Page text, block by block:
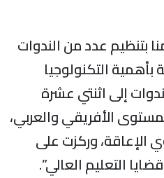
عدد من الندوات
التكنولوجيا
إلى اثنتي عشرة
الأفريقي والعربي،
وركزت على
التعليم العالي”.